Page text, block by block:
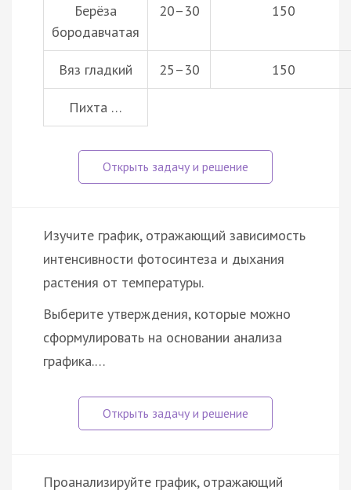
Берёза
бородавчатая
20–30 150
Вяз гладкий 25–30 150
Пихта …
Изучите график, отражающий зависимость
интенсивности фотосинтеза и дыхания
растения от температуры.
Выберите утверждения, которые можно
сформулировать на основании анализа
графика.…
Проанализируйте график, отражающий